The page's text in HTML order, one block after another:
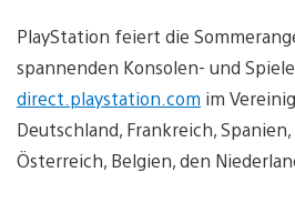
PlayStation feiert die
spannenden Konsolen- und
direct.playstation.com im
Deutschland, Frankreich,
Österreich, Belgien, den